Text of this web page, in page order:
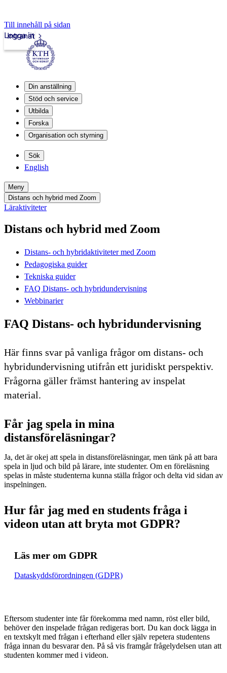
Till innehåll på sidan
Intranät
Logga in
Din anställning
Stöd och service
Utbilda
Forska
Organisation och styrning
Sök
English
Meny
Distans och hybrid med Zoom
Läraktiviteter
Distans och hybrid med Zoom
Distans- och hybridaktiviteter med Zoom
Pedagogiska guider
Tekniska guider
FAQ Distans- och hybridundervisning
Webbinarier
FAQ Distans- och hybridundervisning
Här finns svar på vanliga frågor om distans- och
hybridundervisning utifrån ett juridiskt perspektiv.
Frågorna gäller främst hantering av inspelat
material.
Får jag spela in mina
distansföreläsningar?
Ja, det är okej att spela in distansföreläsningar, men tänk på att bara
spela in ljud och bild på lärare, inte studenter. Om en föreläsning
spelas in måste studenterna kunna ställa frågor och delta vid sidan av
inspelningen.
Hur får jag med en students fråga i
videon utan att bryta mot GDPR?
Läs mer om GDPR
Dataskyddsförordningen (GDPR)
Eftersom studenter inte får förekomma med namn, röst eller bild,
behöver den inspelade frågan redigeras bort. Du kan dock lägga in
en textskylt med frågan i efterhand eller själv repetera studentens
fråga innan du besvarar den. På så vis framgår frågelydelsen utan att
studenten kommer med i videon.